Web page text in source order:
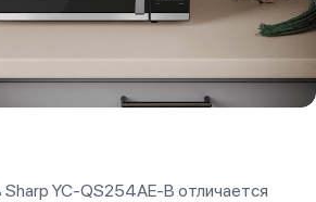
YC-QS254AE-B отличается